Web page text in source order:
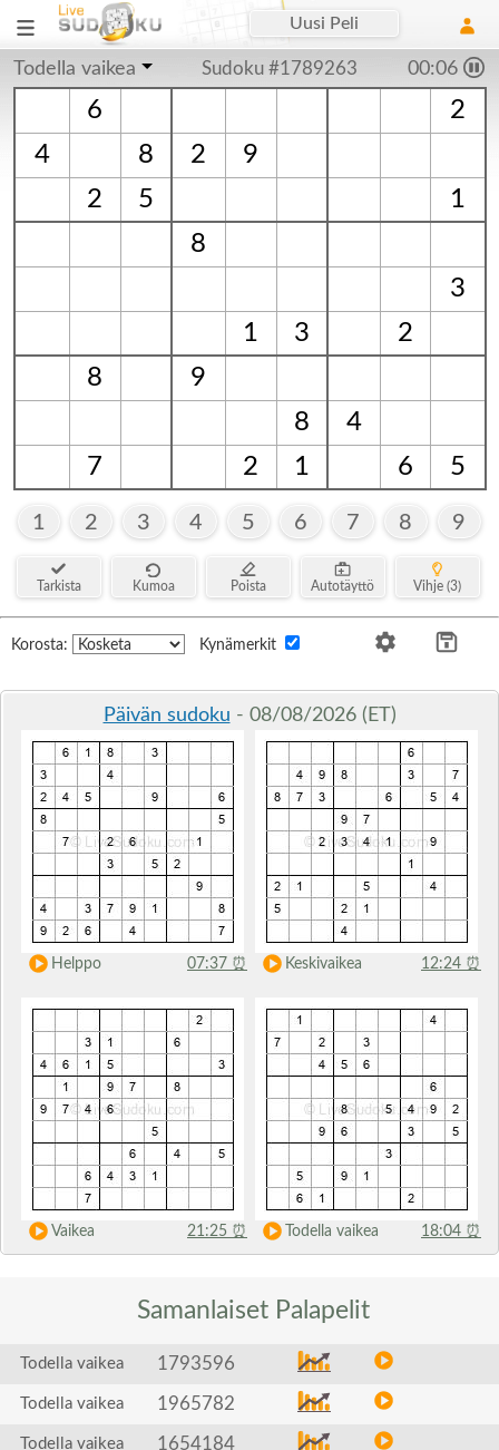
Uusi Peli
Todella vaikea Sudoku #1789263 00:06
6
2
4
8 2
9
2
5
1
8
3
1
3
2
8
9
8
4
7
2 1 6 5
1 2 3 4 5 6 7 8 9
Tarkista Kumoa Poista Autotäyttö Vihje (3)
Korosta: Kynämerkit
Päivän sudoku - 08/08/2026 (ET)
Helppo 07:37 ⏰ Keskivaikea 12:24 ⏰
Vaikea 21:25 ⏰ Todella vaikea 18:04 ⏰
Samanlaiset Palapelit
Todella vaikea 1793596
Todella vaikea 1965782
Todella vaikea 1654184